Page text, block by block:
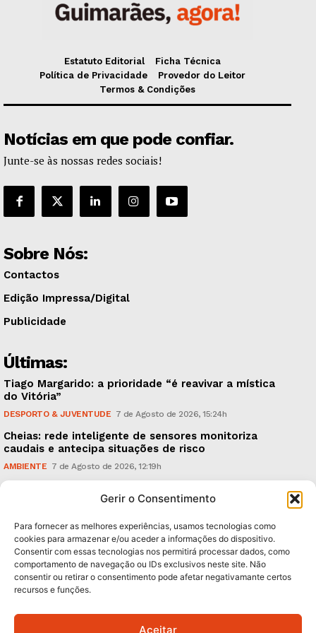
Gerir o Consentimento
Para fornecer as melhores experiências, usamos tecnologias como
cookies para armazenar e/ou aceder a informações do dispositivo.
Consentir com essas tecnologias nos permitirá processar dados, como
comportamento de navegação ou IDs exclusivos neste site. Não
consentir ou retirar o consentimento pode afetar negativamante certos
recursos e funções.
Aceitar
Estatuto Editorial
Ficha Técnica
Política de Privacidade
Provedor do Leitor
Termos & Condições
Notícias em que pode confiar.
Junte-se às nossas redes sociais!
Sobre Nós:
Contactos
Edição Impressa/Digital
Publicidade
Últimas:
Tiago Margarido: a prioridade “é reavivar a mística
do Vitória”
DESPORTO & JUVENTUDE 7 de Agosto de 2026, 15:24h
Cheias: rede inteligente de sensores monitoriza
caudais e antecipa situações de risco
AMBIENTE 7 de Agosto de 2026, 12:19h
Subscreva Newsletter: